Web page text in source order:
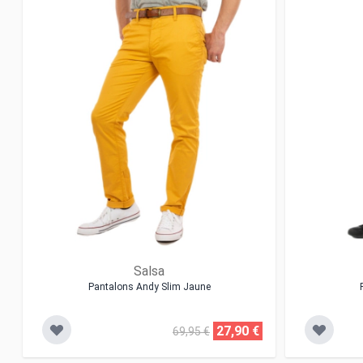
Salsa
Pantalons Andy Slim Jaune
69,95 € 27,90 €